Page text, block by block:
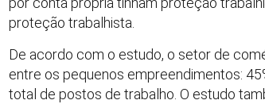
proteção trabalhista.
De acordo com o estudo, o setor de
entre os pequenos empreendimentos:
total de postos de trabalho. O estudo